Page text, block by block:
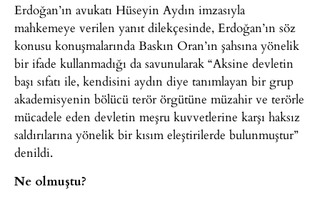
Erdoğan’ın avukatı Hüseyin Aydın imzasıyla
mahkemeye verilen yanıt dilekçesinde, Erdoğan’ın söz
konusu konuşmalarında Baskın Oran’ın şahsına yönelik
bir ifade kullanmadığı da savunularak “Aksine devletin
başı sıfatı ile, kendisini aydın diye tanımlayan bir grup
akademisyenin bölücü terör örgütüne müzahir ve terörle
mücadele eden devletin meşru kuvvetlerine karşı haksız
saldırılarına yönelik bir kısım eleştirilerde bulunmuştur”
denildi.
Ne olmuştu?